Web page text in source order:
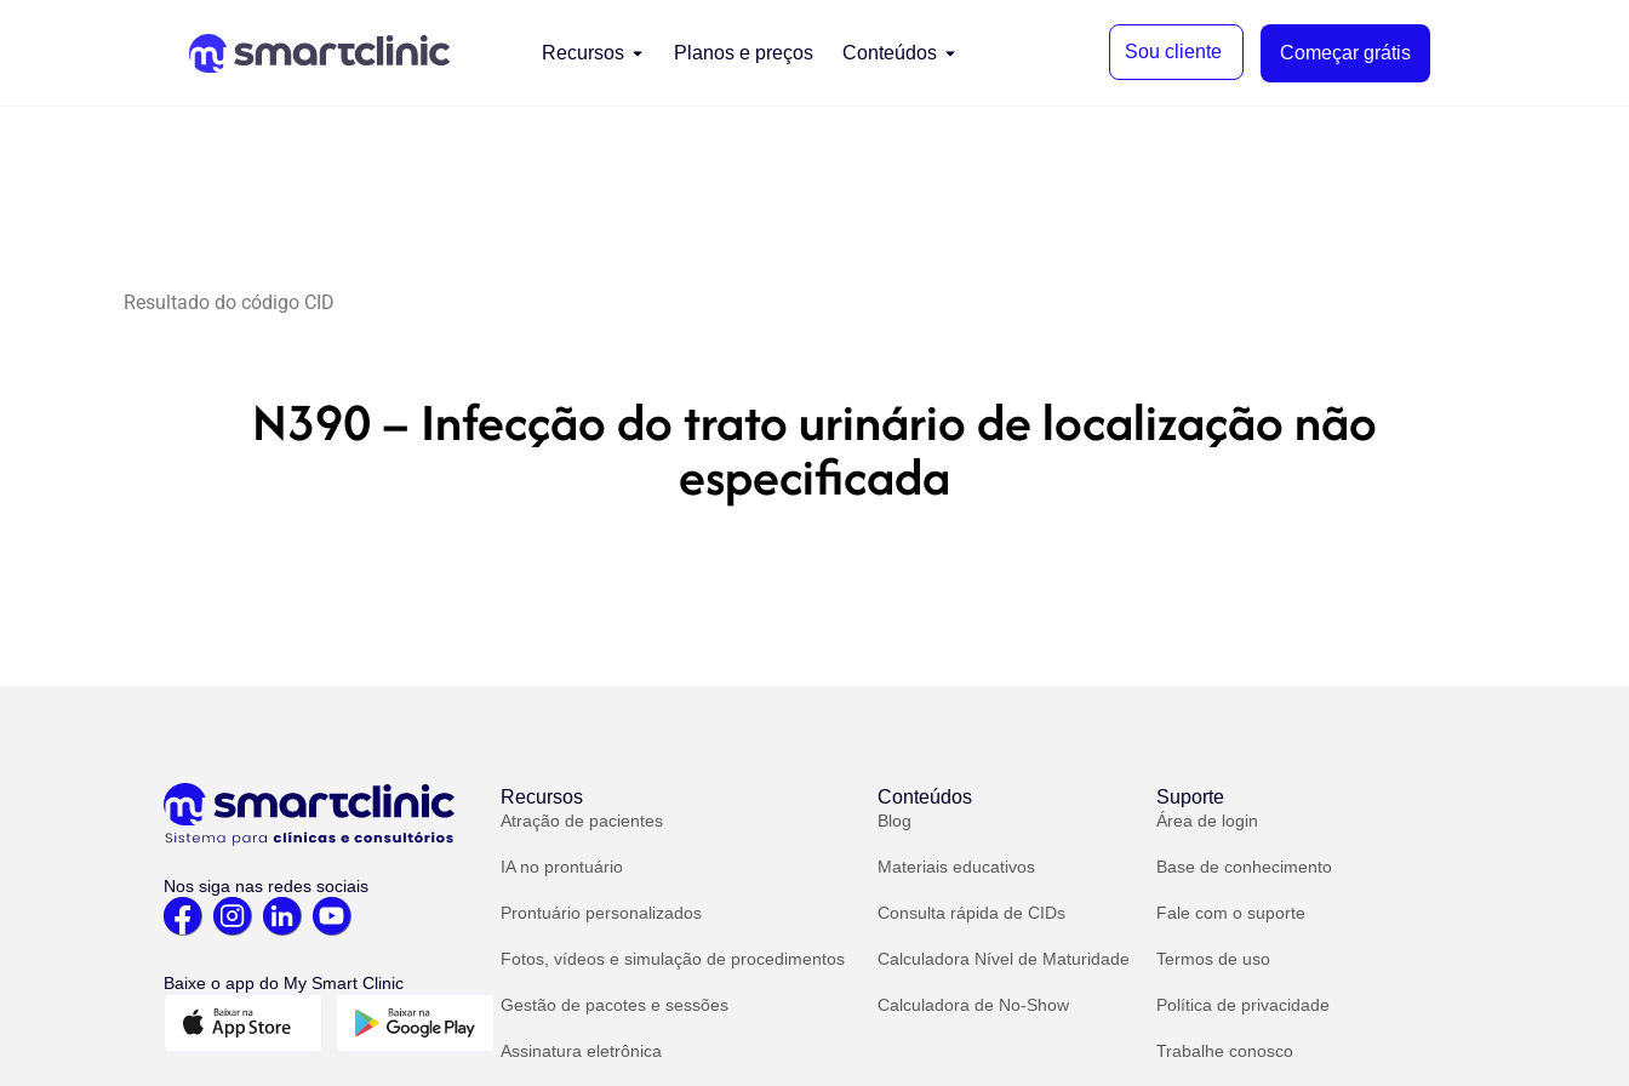
Recursos Planos e preços Conteúdos Sou cliente Começar grátis
Resultado do código CID
N390 – Infecção do trato urinário de localização não
especificada
Nos siga nas redes sociais
Baixe o app do My Smart Clinic
Recursos
Atração de pacientes
IA no prontuário
Prontuário personalizados
Fotos, vídeos e simulação de procedimentos
Gestão de pacotes e sessões
Assinatura eletrônica
Conteúdos
Blog
Materiais educativos
Consulta rápida de CIDs
Calculadora Nível de Maturidade
Calculadora de No-Show
Suporte
Área de login
Base de conhecimento
Fale com o suporte
Termos de uso
Política de privacidade
Trabalhe conosco